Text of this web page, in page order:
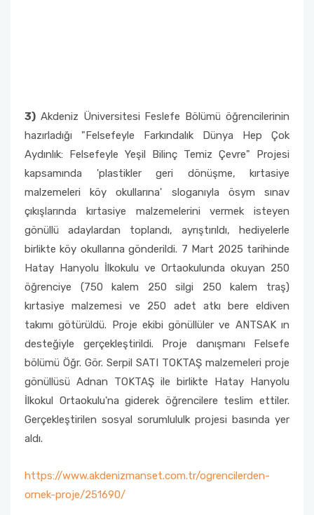
3) Akdeniz Üniversitesi Feslefe Bölümü öğrencilerinin
hazırladığı "Felsefeyle Farkındalık Dünya Hep Çok
Aydınlık: Felsefeyle Yeşil Bilinç Temiz Çevre" Projesi
kapsamında 'plastikler geri dönüşme, kırtasiye
malzemeleri köy okullarına' sloganıyla ösym sınav
çıkışlarında kırtasiye malzemelerini vermek isteyen
gönüllü adaylardan toplandı, ayrıştırıldı, hediyelerle
birlikte köy okullarına gönderildi. 7 Mart 2025 tarihinde
Hatay Hanyolu İlkokulu ve Ortaokulunda okuyan 250
öğrenciye (750 kalem 250 silgi 250 kalem traş)
kırtasiye malzemesi ve 250 adet atkı bere eldiven
takımı götürüldü. Proje ekibi gönüllüler ve ANTSAK ın
desteğiyle gerçekleştirildi. Proje danışmanı Felsefe
bölümü Öğr. Gör. Serpil SATI TOKTAŞ malzemeleri proje
gönüllüsü Adnan TOKTAŞ ile birlikte Hatay Hanyolu
İlkokul Ortaokulu'na giderek öğrencilere teslim ettiler.
Gerçekleştirilen sosyal sorumlululk projesi basında yer
aldı.
https://www.akdenizmanset.com.tr/ogrencilerden-
ornek-proje/251690/